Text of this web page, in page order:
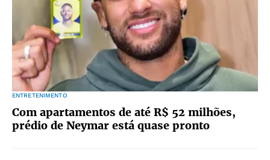
ENTRETENIMENTO
Com apartamentos de até R$ 52 milhões,
prédio de Neymar está quase pronto